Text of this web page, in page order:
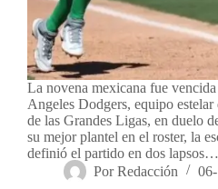
La novena mexicana fue
Angeles Dodgers, equipo
de las Grandes Ligas, en duelo
su mejor plantel en el roster, la
definió el partido en dos lapsos…
Por Redacción